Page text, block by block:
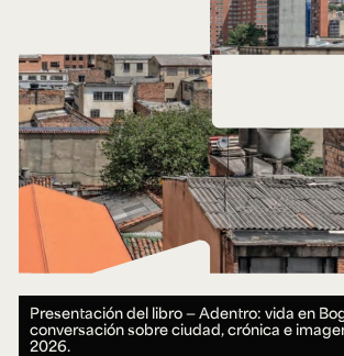
Presentación del libro — Adentro: vida en
conversación sobre ciudad, crónica e
2026.